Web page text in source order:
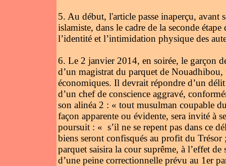
5. Au début, l'article passe inaperçu, avant
islamiste, dans le cadre de la seconde
l’identité et l’intimidation physique des
6. Le 2 janvier 2014, en soirée, le garçon
d’un magistrat du parquet de
économiques. Il devrait répondre d’un
d’un chef de conscience aggravé,
son alinéa 2 : « tout musulman coupable
façon apparente ou évidente, sera invité à
poursuit : « s’il ne se repent pas dans ce
biens seront confisqués au profit du Trésor
parquet saisira la cour suprême, à l’effet
d’une peine correctionnelle prévu au 1er